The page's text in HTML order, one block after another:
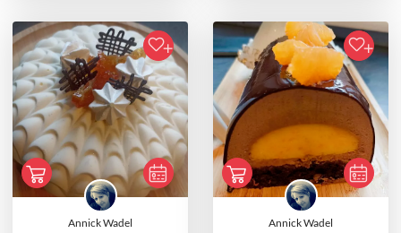
Annick Wadel Annick Wadel